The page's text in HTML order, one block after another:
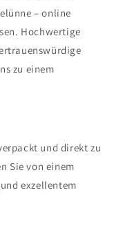
– online
Hochwertige
zu einem
und direkt zu
Sie von einem
exzellentem